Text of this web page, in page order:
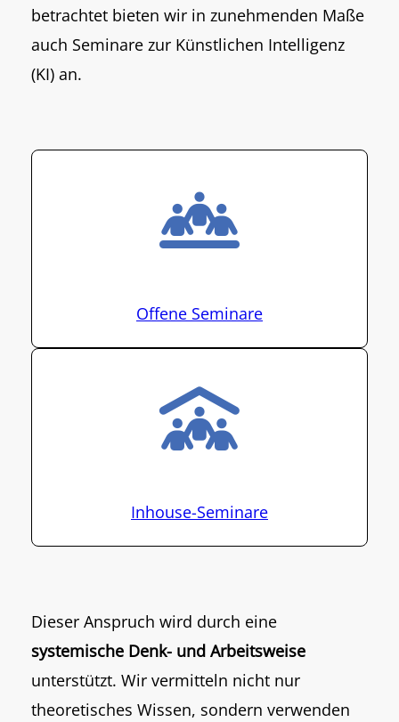
betrachtet bieten wir in zunehmenden Maße
auch Seminare zur Künstlichen Intelligenz
(KI) an.
Offene Seminare
Inhouse-Seminare
Dieser Anspruch wird durch eine
systemische Denk- und Arbeitsweise
unterstützt. Wir vermitteln nicht nur
theoretisches Wissen, sondern verwenden